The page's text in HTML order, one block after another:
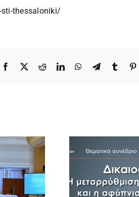
thessaloniki/
Facebook
X RedditLinkedInWhatsApp
TelegramTumblr